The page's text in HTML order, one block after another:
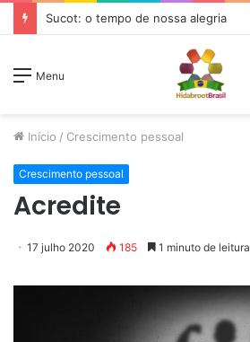
Sucot: o tempo de nossa alegria
Menu
Início / Crescimento pessoal
Crescimento pessoal
Acredite
17 julho 2020 185 1 minuto de leitura